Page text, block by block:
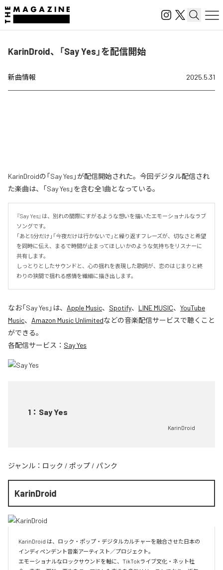
KarinDroid、「Say Yes」を配信開始
新曲情報 2025.5.31
KarinDroidの「Say Yes」が配信開始された。今回デジタル配信され
た楽曲は、「Say Yes」を含む全1曲となっている。
『Say Yes』は、別れの間際にすがるような想いを描いたエモーショナルなラブ
ソングです。
「あと5分だけ」「今夜だけは行かないで」と繰り返すフレーズが、切なさと希望
を同時に伝え、まるで時間が止まってほしいかのような気持ちをリスナーに
共有します。
しっとりとしたサウンドと、心の揺れを表現した歌詞が、恋のはじまりと終
わりの狭間で揺れる感情を繊細に描き出します。
なお「Say Yes 」は、 Apple Music、 Spotify、 LINE MUSIC、 YouTube
Music、 Amazon Music Unlimitedなどの音楽配信サービスで聴くこと
ができる。
各配信サービス： Say Yes
1 ： Say Yes
KarinDroid
ジャンル： ロック / ポップ / パンク
KarinDroid
KarinDroid は、ロック・ポップ・デジタルカルチャーを融合させた日本の
インディペンデント音楽アーティスト／プロジェクト。
エモーショナルなロックサウンドを軸に、TikTokライブ文化・ネット社